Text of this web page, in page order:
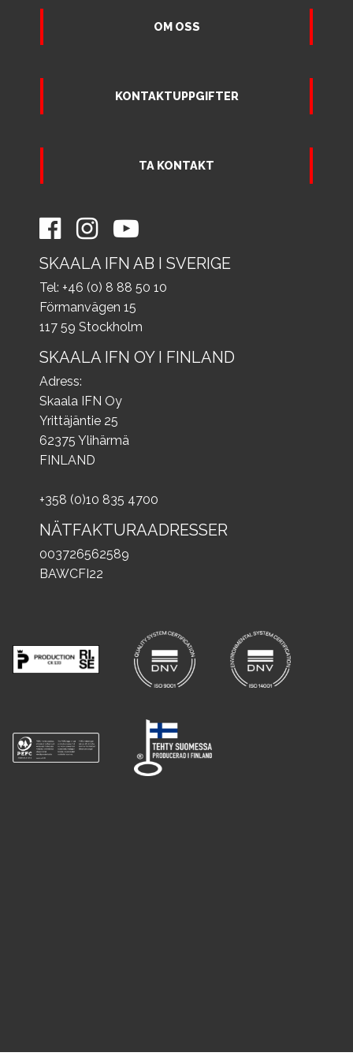
OM OSS
KONTAKTUPPGIFTER
TA KONTAKT
SKAALA IFN AB I SVERIGE
Tel: +46 (0) 8 88 50 10
Förmanvägen 15
117 59 Stockholm
SKAALA IFN OY I FINLAND
Adress:
Skaala IFN Oy
Yrittäjäntie 25
62375 Ylihärmä
FINLAND
+358 (0)10 835 4700
NÄTFAKTURAADRESSER
003726562589
BAWCFI22